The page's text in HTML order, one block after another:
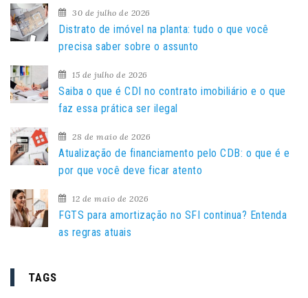
i
s
a
p
o
:
30 de julho de 2026
Distrato de imóvel na planta: tudo o que você
precisa saber sobre o assunto
15 de julho de 2026
Saiba o que é CDI no contrato imobiliário e o que
faz essa prática ser ilegal
28 de maio de 2026
Atualização de financiamento pelo CDB: o que é e
por que você deve ficar atento
12 de maio de 2026
FGTS para amortização no SFI continua? Entenda
as regras atuais
TAGS